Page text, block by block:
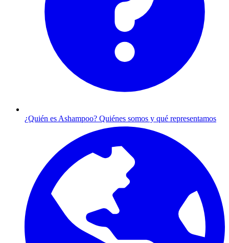
¿Quién es Ashampoo? Quiénes somos y qué representamos